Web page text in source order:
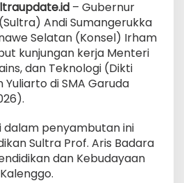
– Gubernur
Andi Sumangerukka
Selatan (Konsel) Irham
kunjungan kerja Menteri
dan Teknologi (Dikti
di SMA Garuda
penyambutan ini
Sultra Prof. Aris Badara
dan Kebudayaan